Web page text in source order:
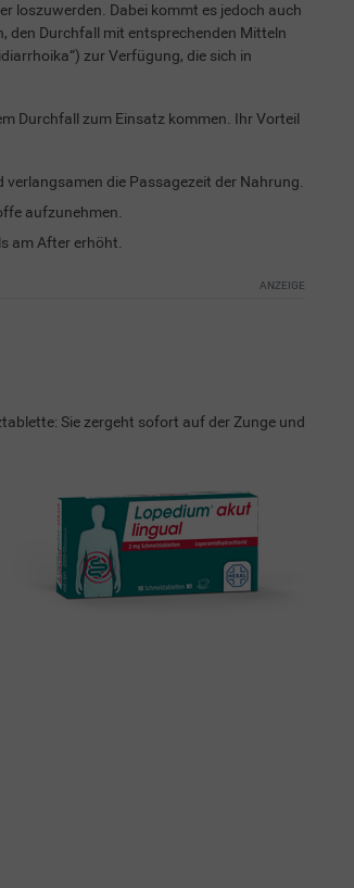
loszuwerden. Dabei kommt es jedoch auch
den Durchfall mit entsprechenden Mitteln
zur Verfügung, die sich in
Durchfall zum Einsatz kommen. Ihr Vorteil
die Passagezeit der Nahrung.
aufzunehmen.
am After erhöht.
Sie zergeht sofort auf der Zunge und